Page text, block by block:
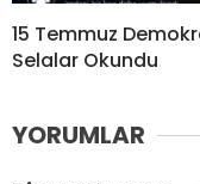
15 Temmuz
Selalar Okundu
YORUMLAR